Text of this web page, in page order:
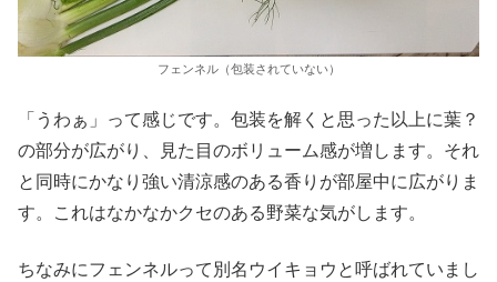
フェンネル（包装されていない）
「うわぁ」って感じです。包装を解くと思った以上に葉？
の部分が広がり、見た目のボリューム感が増します。それ
と同時にかなり強い清涼感のある香りが部屋中に広がりま
す。これはなかなかクセのある野菜な気がします。
ちなみにフェンネルって別名ウイキョウと呼ばれていまし